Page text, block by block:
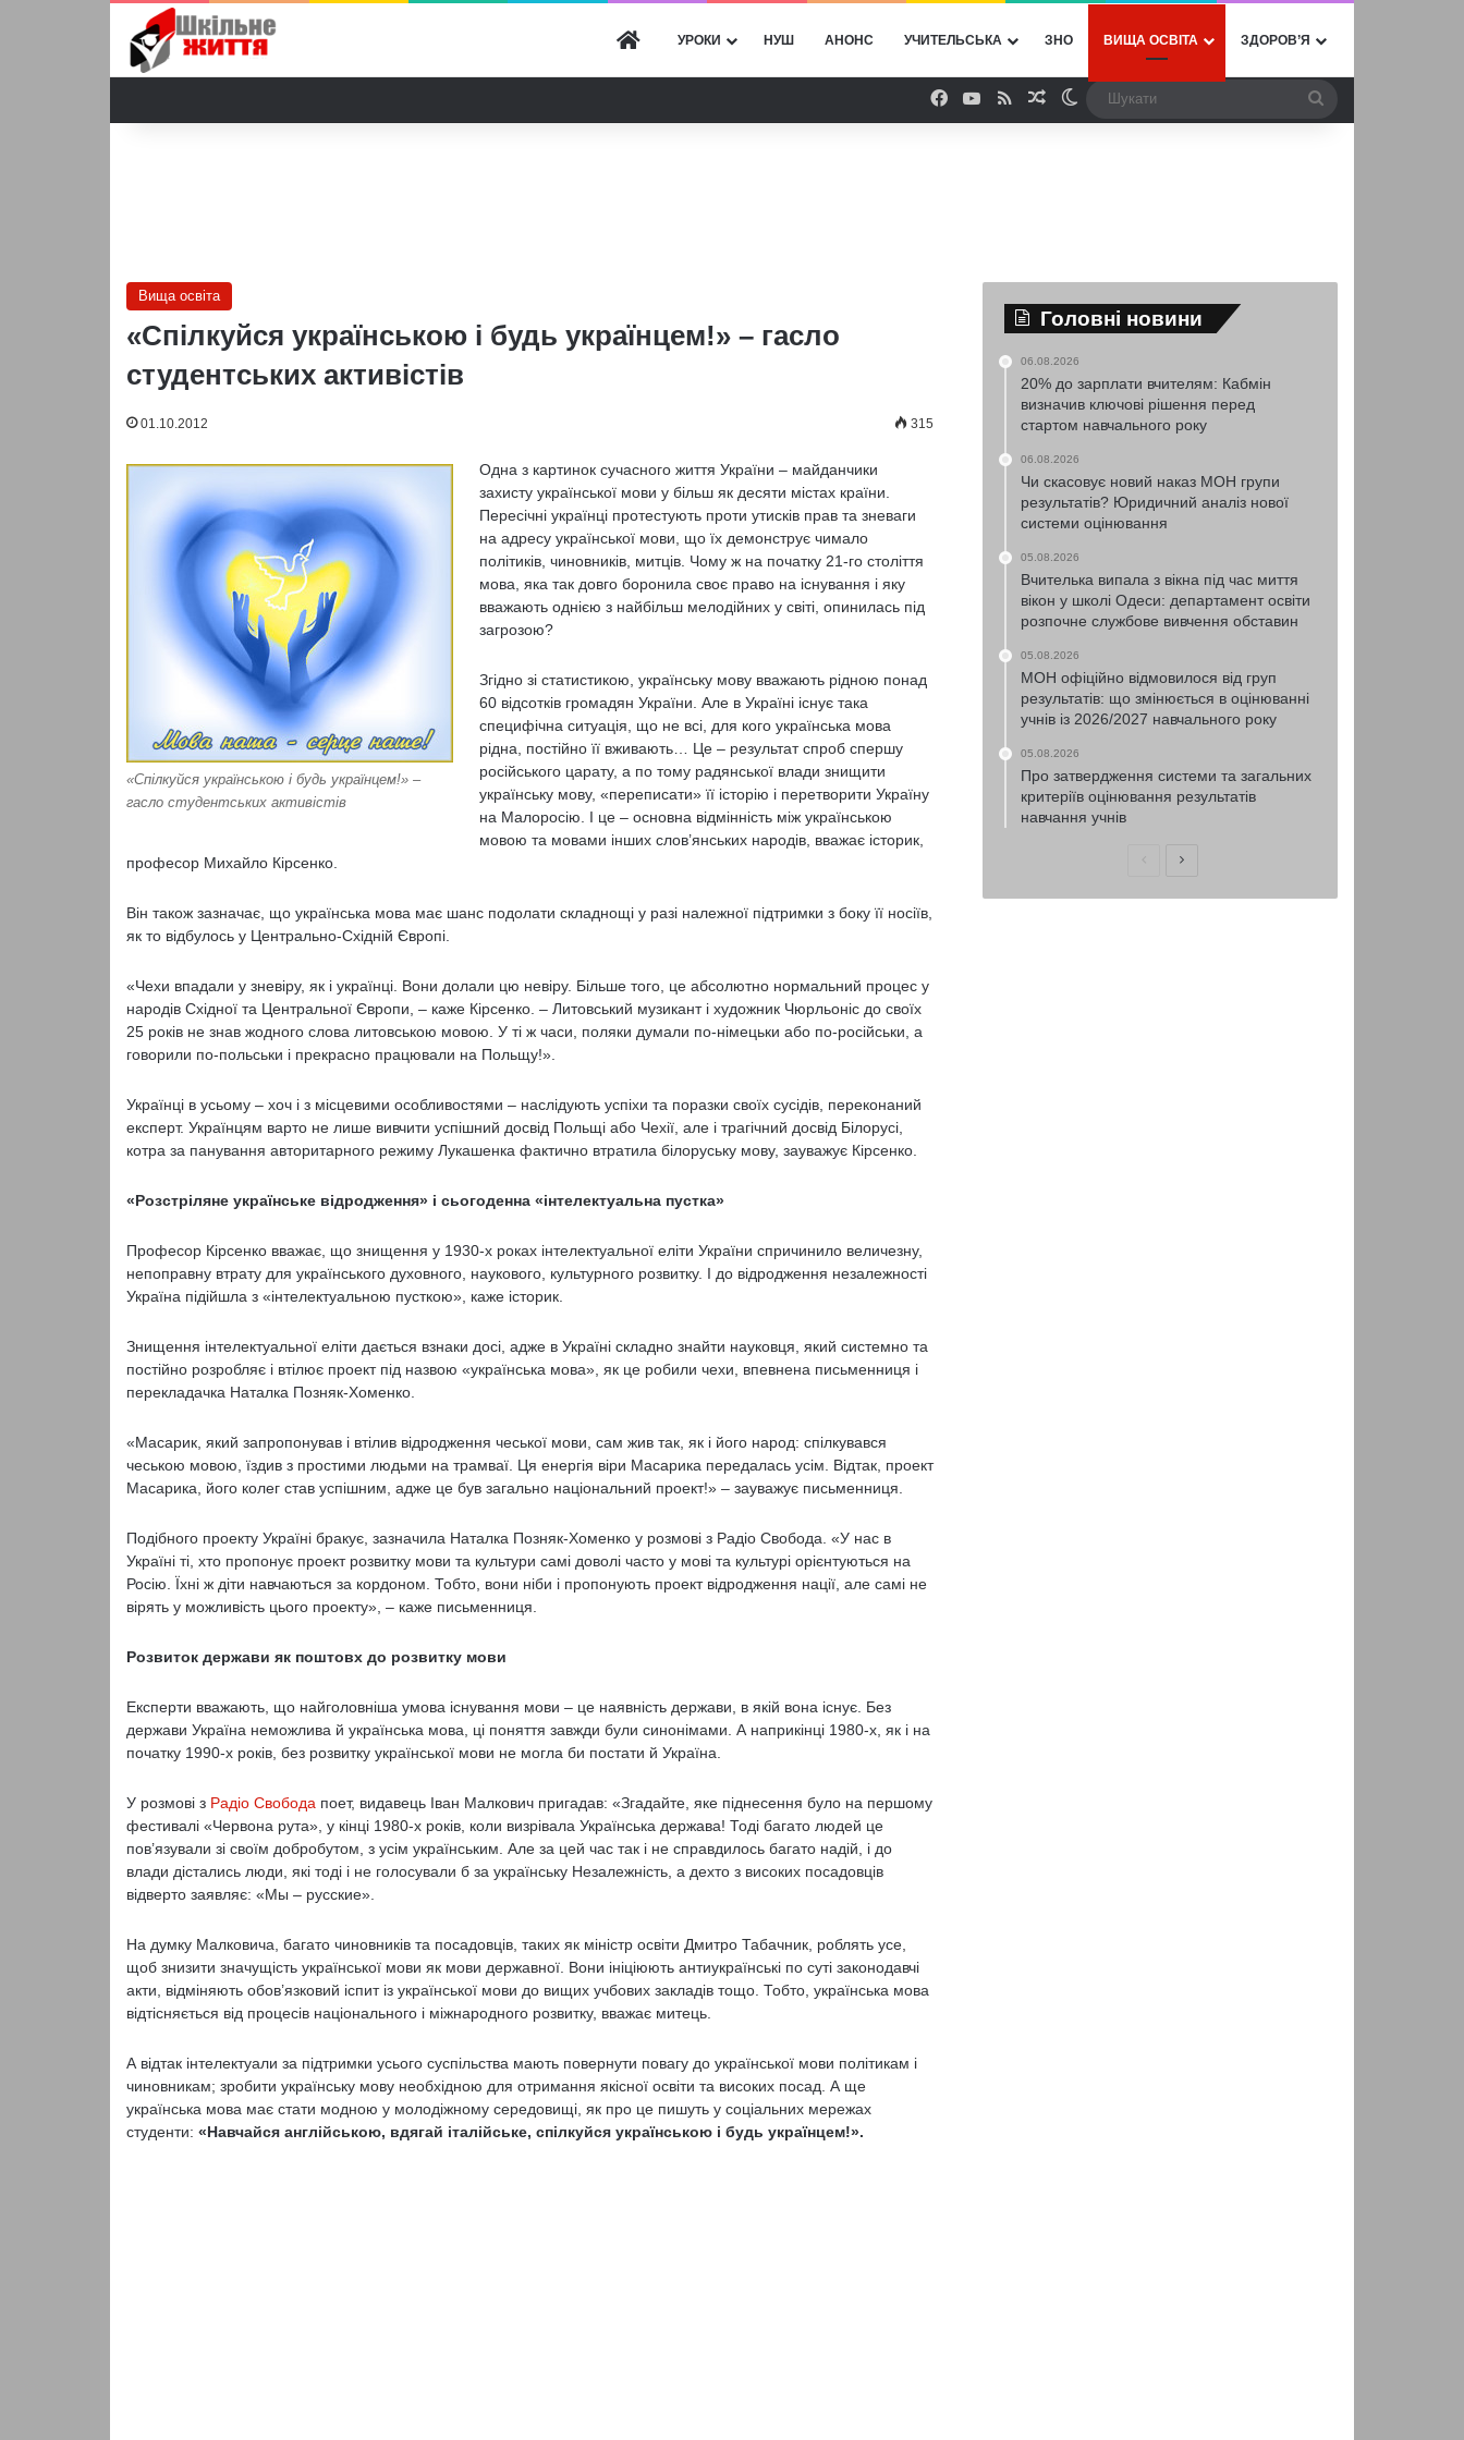
ГОЛОВНА
УРОКИ НУШ АНОНС УЧИТЕЛЬСЬКА ЗНО ВИЩА ОСВІТА ЗДОРОВ’Я
Facebook
YouTube
RSSВипадкова стаття
Switch skin
Вища освіта
«Спілкуйся українською і будь українцем!» – гасло
студентських активістів
01.10.2012 315
«Спілкуйся українською і будь українцем!» –
гасло студентських активістів
Одна з картинок сучасного життя України – майданчики
захисту української мови у більш як десяти містах країни.
Пересічні українці протестують проти утисків прав та зневаги
на адресу української мови, що їх демонструє чимало
політиків, чиновників, митців. Чому ж на початку 21-го століття
мова, яка так довго боронила своє право на існування і яку
вважають однією з найбільш мелодійних у світі, опинилась під
загрозою?
Згідно зі статистикою, українську мову вважають рідною понад
60 відсотків громадян України. Але в Україні існує така
специфічна ситуація, що не всі, для кого українська мова
рідна, постійно її вживають… Це – результат спроб спершу
російського царату, а по тому радянської влади знищити
українську мову, «переписати» її історію і перетворити Україну
на Малоросію. І це – основна відмінність між українською
мовою та мовами інших слов’янських народів, вважає історик,
професор Михайло Кірсенко.
Він також зазначає, що українська мова має шанс подолати складнощі у разі належної підтримки з боку її носіїв,
як то відбулось у Центрально-Східній Європі.
«Чехи впадали у зневіру, як і українці. Вони долали цю невіру. Більше того, це абсолютно нормальний процес у
народів Східної та Центральної Європи, – каже Кірсенко. – Литовський музикант і художник Чюрльоніс до своїх
25 років не знав жодного слова литовською мовою. У ті ж часи, поляки думали по-німецьки або по-російськи, а
говорили по-польськи і прекрасно працювали на Польщу!».
Українці в усьому – хоч і з місцевими особливостями – наслідують успіхи та поразки своїх сусідів, переконаний
експерт. Українцям варто не лише вивчити успішний досвід Польщі або Чехії, але і трагічний досвід Білорусі,
котра за панування авторитарного режиму Лукашенка фактично втратила білоруську мову, зауважує Кірсенко.
«Розстріляне українське відродження» і сьогоденна «інтелектуальна пустка»
Професор Кірсенко вважає, що знищення у 1930-х роках інтелектуальної еліти України спричинило величезну,
непоправну втрату для українського духовного, наукового, культурного розвитку. І до відродження незалежності
Україна підійшла з «інтелектуальною пусткою», каже історик.
Знищення інтелектуальної еліти дається взнаки досі, адже в Україні складно знайти науковця, який системно та
постійно розробляє і втілює проект під назвою «українська мова», як це робили чехи, впевнена письменниця і
перекладачка Наталка Позняк-Хоменко.
«Масарик, який запропонував і втілив відродження чеської мови, сам жив так, як і його народ: спілкувався
чеською мовою, їздив з простими людьми на трамваї. Ця енергія віри Масарика передалась усім. Відтак, проект
Масарика, його колег став успішним, адже це був загально національний проект!» – зауважує письменниця.
Подібного проекту Україні бракує, зазначила Наталка Позняк-Хоменко у розмові з Радіо Свобода. «У нас в
Україні ті, хто пропонує проект розвитку мови та культури самі доволі часто у мові та культурі орієнтуються на
Росію. Їхні ж діти навчаються за кордоном. Тобто, вони ніби і пропонують проект відродження нації, але самі не
вірять у можливість цього проекту», – каже письменниця.
Розвиток держави як поштовх до розвитку мови
Експерти вважають, що найголовніша умова існування мови – це наявність держави, в якій вона існує. Без
держави Україна неможлива й українська мова, ці поняття завжди були синонімами. А наприкінці 1980-х, як і на
початку 1990-х років, без розвитку української мови не могла би постати й Україна.
У розмові з Радіо Свобода поет, видавець Іван Малкович пригадав: «Згадайте, яке піднесення було на першому
фестивалі «Червона рута», у кінці 1980-х років, коли визрівала Українська держава! Тоді багато людей це
пов’язували зі своїм добробутом, з усім українським. Але за цей час так і не справдилось багато надій, і до
влади дістались люди, які тоді і не голосували б за українську Незалежність, а дехто з високих посадовців
відверто заявляє: «Мы – русские».
На думку Малковича, багато чиновників та посадовців, таких як міністр освіти Дмитро Табачник, роблять усе,
щоб знизити значущість української мови як мови державної. Вони ініціюють антиукраїнські по суті законодавчі
акти, відміняють обов’язковий іспит із української мови до вищих учбових закладів тощо. Тобто, українська мова
відтісняється від процесів національного і міжнародного розвитку, вважає митець.
А відтак інтелектуали за підтримки усього суспільства мають повернути повагу до української мови політикам і
чиновникам; зробити українську мову необхідною для отримання якісної освіти та високих посад. А ще
українська мова має стати модною у молодіжному середовищі, як про це пишуть у соціальних мережах
студенти: «Навчайся англійською, вдягай італійське, спілкуйся українською і будь українцем!».
Головні новини
06.08.2026
20% до зарплати вчителям: Кабмін
визначив ключові рішення перед
стартом навчального року
06.08.2026
Чи скасовує новий наказ МОН групи
результатів? Юридичний аналіз нової
системи оцінювання
05.08.2026
Вчителька випала з вікна під час миття
вікон у школі Одеси: департамент освіти
розпочне службове вивчення обставин
05.08.2026
МОН офіційно відмовилося від груп
результатів: що змінюється в оцінюванні
учнів із 2026/2027 навчального року
05.08.2026
Про затвердження системи та загальних
критеріїв оцінювання результатів
навчання учнів
ПопередняНаступна